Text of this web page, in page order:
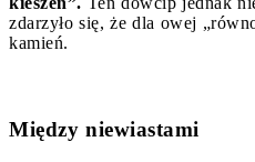
zdarzyło się, że dla owej
kamień.
Między niewiastami